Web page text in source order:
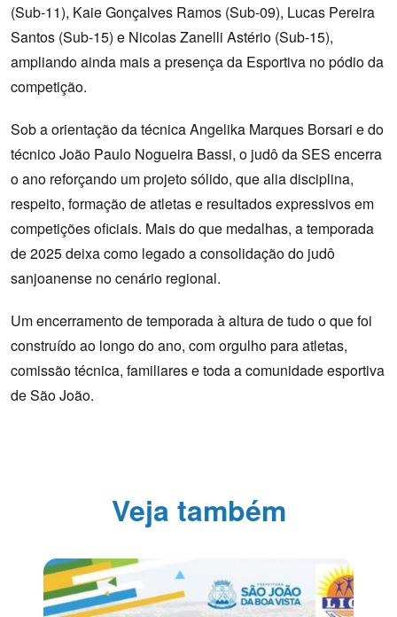
(Sub-11), Kaie Gonçalves Ramos (Sub-09), Lucas Pereira
Santos (Sub-15) e Nicolas Zanelli Astério (Sub-15),
ampliando ainda mais a presença da Esportiva no pódio da
competição.
Sob a orientação da técnica Angelika Marques Borsari e do
técnico João Paulo Nogueira Bassi, o judô da SES encerra
o ano reforçando um projeto sólido, que alia disciplina,
respeito, formação de atletas e resultados expressivos em
competições oficiais. Mais do que medalhas, a temporada
de 2025 deixa como legado a consolidação do judô
sanjoanense no cenário regional.
Um encerramento de temporada à altura de tudo o que foi
construído ao longo do ano, com orgulho para atletas,
comissão técnica, familiares e toda a comunidade esportiva
de São João.
Veja também